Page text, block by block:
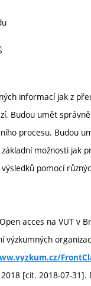
informací jak z
Budou umět
procesu. Budou
možnosti
pomocí
Open acces na VUT
výzkumných
[cit. 2018-07-31].